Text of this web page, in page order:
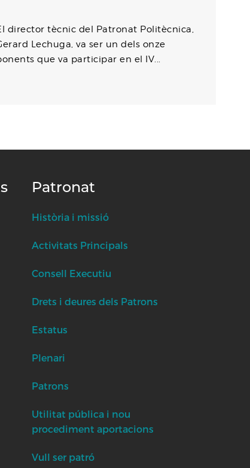
director tècnic del Patronat Politècnica,
Lechuga, va ser un dels onze
que va participar en el IV...
Patronat
Història i missió
Activitats Principals
Consell Executiu
Drets i deures dels Patrons
Estatus
Plenari
Patrons
Utilitat pública i nou
procediment aportacions
Vull ser patró